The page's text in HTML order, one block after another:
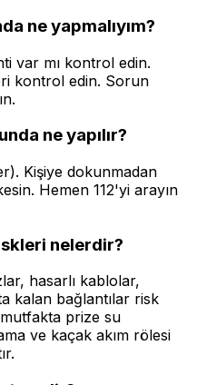
ne yapmalıyım?
var mı kontrol edin.
kontrol edin. Sorun
ne yapılır?
Kişiye dokunmadan
Hemen 112'yi arayın
nelerdir?
hasarlı kablolar,
kalan bağlantılar risk
prize su
ve kaçak akım rölesi